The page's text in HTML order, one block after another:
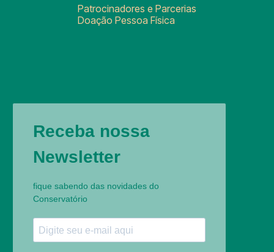
Patrocinadores e Parcerias
Doação Pessoa Física